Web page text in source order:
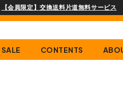
料片道無料サービス
SALE CONTENTS